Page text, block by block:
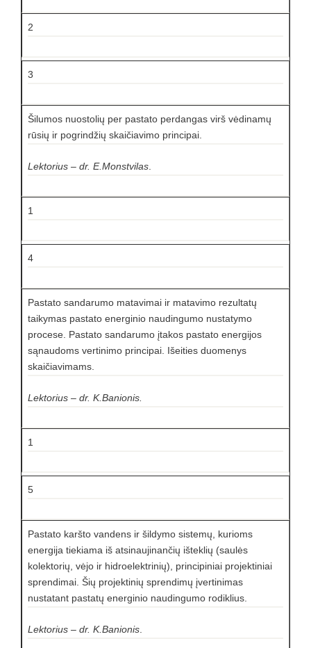
2
3
Šilumos nuostolių per pastato perdangas virš vėdinamų
rūsių ir pogrindžių skaičiavimo principai.
Lektorius – dr. E.Monstvilas
1
4
Pastato sandarumo matavimai ir matavimo rezultatų
taikymas pastato energinio naudingumo nustatymo
procese. Pastato sandarumo įtakos pastato energijos
sąnaudoms vertinimo principai. Išeities duomenys
skaičiavimams.
Lektorius – dr. K.Banionis.
1
5
Pastato karšto vandens ir šildymo sistemų, kurioms
energija tiekiama iš atsinaujinančių išteklių (saulės
kolektorių, vėjo ir hidroelektrinių), principiniai projektiniai
sprendimai. Šių projektinių sprendimų įvertinimas
nustatant pastatų energinio naudingumo rodiklius.
Lektorius – dr. K.Banionis